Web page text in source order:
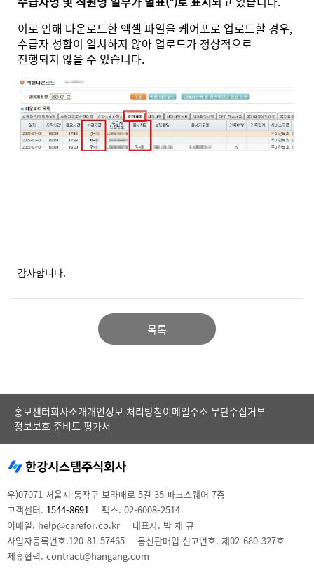
이로 인해 다운로드한 엑셀 파일을 케어포로 업로드할 경우,
수급자 성함이 일치하지 않아 업로드가 정상적으로
진행되지 않을 수 있습니다.
감사합니다.
목록
홍보센터회사소개개인정보 처리방침이메일주소 무단수집거부
정보보호 준비도 평가서
우)07071 서울시 동작구 보라매로 5길 35 파크스퀘어 7층
고객센터. 1544-8691
팩스. 02-6008-2514
이메일. help@carefor.co.kr
대표자. 박 채 규
사업자등록번호.120-81-57465
통신판매업 신고번호. 제02-680-327호
제휴협력. contract@hangang.com